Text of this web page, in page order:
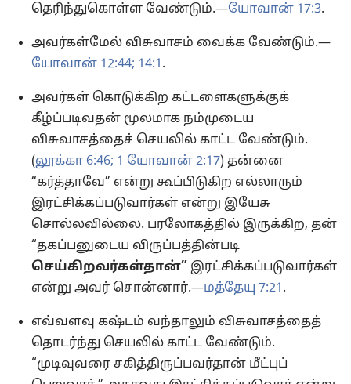
தெரிந்துகொள்ள வேண்டும்.—யோவான் 17:3.
அவர்கள்மேல் விசுவாசம் வைக்க வேண்டும்.—
யோவான் 12:44; 14:1 .
அவர்கள் கொடுக்கிற கட்டளைகளுக்குக்
கீழ்ப்படிவதன் மூலமாக நம்முடைய
விசுவாசத்தைச் செயலில் காட்ட வேண்டும்.
(லூக்கா 6:46; 1 யோவான் 2:17) தன்னை
“கர்த்தாவே” என்று கூப்பிடுகிற எல்லாரும்
இரட்சிக்கப்படுவார்கள் என்று இயேசு
சொல்லவில்லை. பரலோகத்தில் இருக்கிற, தன்
“தகப்பனுடைய விருப்பத்தின்படி
செய்கிறவர்கள்தான்” இரட்சிக்கப்படுவார்கள்
என்று அவர் சொன்னார்.—மத்தேயு 7:21 .
எவ்வளவு கஷ்டம் வந்தாலும் விசுவாசத்தைத்
தொடர்ந்து செயலில் காட்ட வேண்டும்.
“முடிவுவரை சகித்திருப்பவர்தான் மீட்புப்